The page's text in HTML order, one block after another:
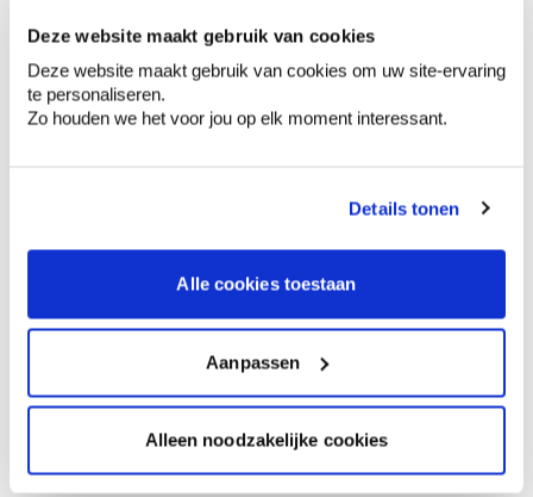
Deze website maakt gebruik van cookies
Deze website maakt gebruik van cookies om uw site-ervaring
te personaliseren.
Zo houden we het voor jou op elk moment interessant.
Details tonen
Alle cookies toestaan
Aanpassen
Alleen noodzakelijke cookies
Retrait en magasin
Données techniques
Informations sur l'étiquette
Tenir hors de portée des enfants., Éliminer le
collecte de déchets dangereux ou spéciaux,